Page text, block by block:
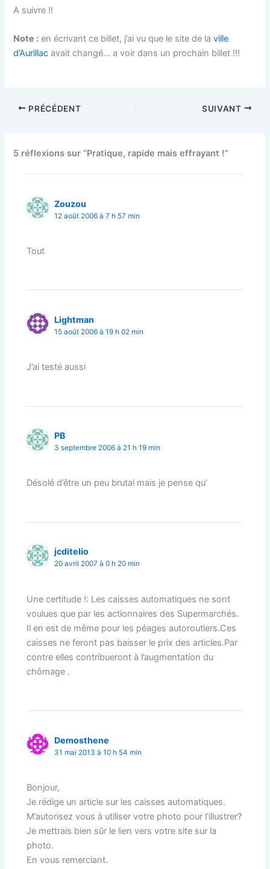
A suivre !!
Note : en écrivant ce billet, j’ai vu que le site de laville
d’Aurillac avait changé… a voir dans un prochain billet !!!
PRÉCÉDENT SUIVANT
5 réflexions sur “Pratique, rapide mais effrayant !”
Zouzou
12 août 2006 à 7 h 57 min
Tout
Lightman
15 août 2006 à 19 h 02 min
J’ai testé aussi
PB
3 septembre 2006 à 21 h 19 min
Désolé d’être un peu brutal mais je pense qu’
jcditelio
20 avril 2007 à 0 h 20 min
Une certitude !: Les caisses automatiques ne sont
voulues que par les actionnaires des Supermarchés.
Il en est de même pour les péages autoroutiers.Ces
caisses ne feront pas baisser le prix des articles.Par
contre elles contribueront à l’augmentation du
chômage .
Demosthene
31 mai 2013 à 10 h 54 min
Bonjour,
Je rédige un article sur les caisses automatiques.
M’autorisez vous à utiliser votre photo pour l’illustrer?
Je mettrais bien sûr le lien vers votre site sur la
photo.
En vous remerciant.